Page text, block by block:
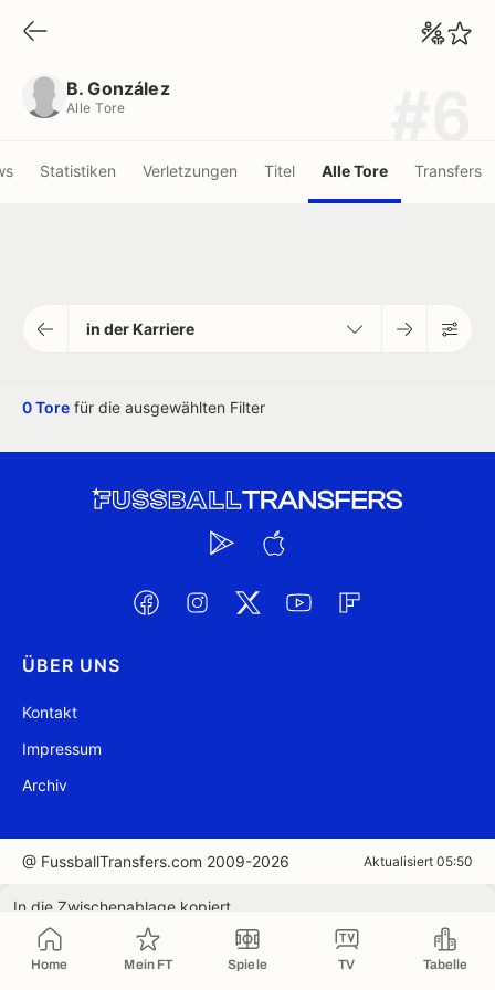
Home Mein FT Spiele TV Tabelle
B. González
Alle Tore
Statistiken Verletzungen Titel Alle Tore Transfers
in der Karriere
0 Tore für die ausgewählten Filter
ÜBER UNS
Kontakt
Impressum
Archiv
@ FussballTransfers.com 2009-2026 Aktualisiert 05:50
In die Zwischenablage kopiert